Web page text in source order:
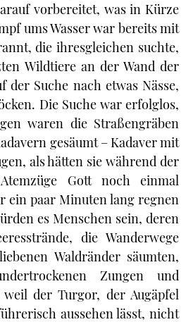
vorbereitet, was in Kürze
ums Wasser war bereits mit
die ihresgleichen suchte,
Wildtiere an der Wand der
der Suche nach etwas Nässe,
Die Suche war erfolglos,
waren die Straßengräben
gesäumt – Kadaver mit
als hätten sie während der
Gott noch einmal
ein paar Minuten lang regnen
es Menschen sein, deren
die Wanderwege
Waldränder säumten,
Zungen und
weil der Turgor, der Augäpfel
aussehen lässt, nicht